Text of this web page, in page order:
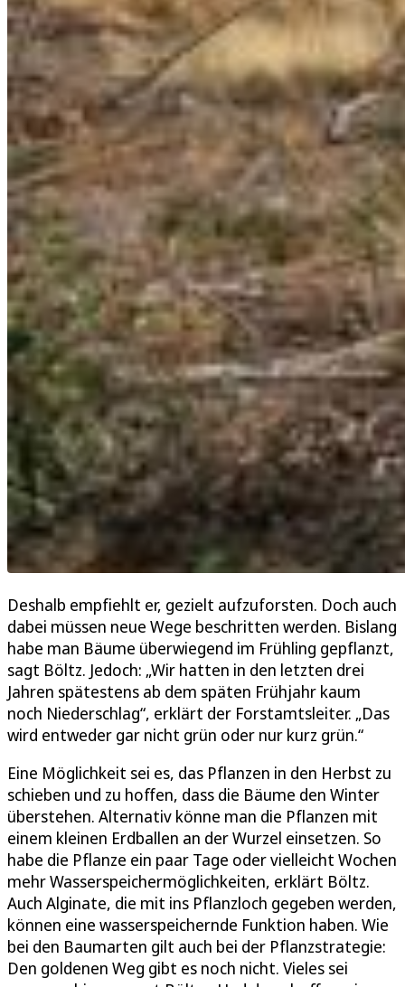
Deshalb empfiehlt er, gezielt aufzuforsten. Doch auch
dabei müssen neue Wege beschritten werden. Bislang
habe man Bäume überwiegend im Frühling gepflanzt,
sagt Böltz. Jedoch: „Wir hatten in den letzten drei
Jahren spätestens ab dem späten Frühjahr kaum
noch Niederschlag“, erklärt der Forstamtsleiter. „Das
wird entweder gar nicht grün oder nur kurz grün.“
Eine Möglichkeit sei es, das Pflanzen in den Herbst zu
schieben und zu hoffen, dass die Bäume den Winter
überstehen. Alternativ könne man die Pflanzen mit
einem kleinen Erdballen an der Wurzel einsetzen. So
habe die Pflanze ein paar Tage oder vielleicht Wochen
mehr Wasserspeichermöglichkeiten, erklärt Böltz.
Auch Alginate, die mit ins Pflanzloch gegeben werden,
können eine wasserspeichernde Funktion haben. Wie
bei den Baumarten gilt auch bei der Pflanzstrategie:
Den goldenen Weg gibt es noch nicht. Vieles sei